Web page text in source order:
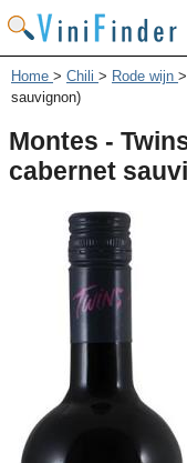
Home > Chili > Rode wijn >
sauvignon)
Montes -
cabernet